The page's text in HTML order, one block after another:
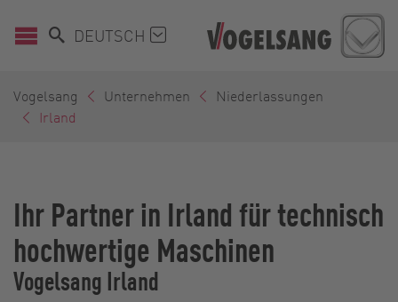
DEUTSCH
Vogelsang Unternehmen
Niederlassungen
Irland
Ihr Partner in Irland für technisch
hochwertige Maschinen
Vogelsang Irland